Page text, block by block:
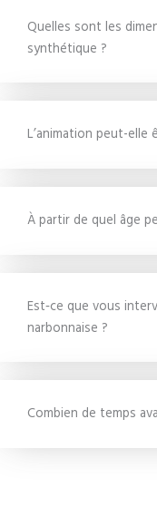
Quelles sont les
synthétique ?
L’animation peut-
À partir de quel âge
Est‑ce que vous
narbonnaise ?
Combien de temps